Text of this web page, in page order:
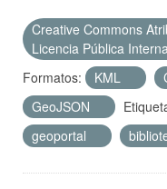
Creative Commons
Licencia Pública
Formatos:
KML
GeoJSON
geoportal